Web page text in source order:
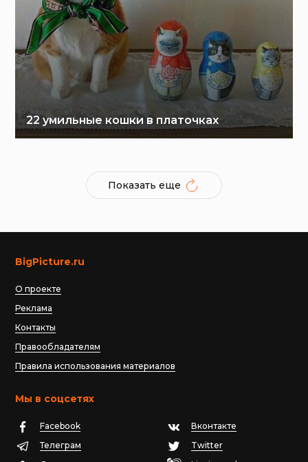
22 умильные кошки в платочках
Показать еще
BigPicture.ru
О проекте
Реклама
Контакты
Правообладателям
Правила использования материалов
Мы в соцсетях
Facebook
Вконтакте
Телеграм
Twitter